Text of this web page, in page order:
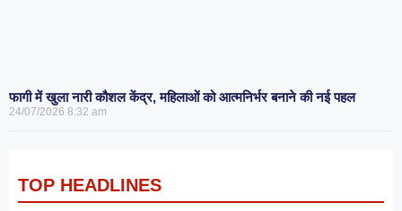
फागी में खुला नारी कौशल केंद्र, महिलाओं को आत्मनिर्भर बनाने की नई पहल
24/07/2026 8:32 am
TOP HEADLINES